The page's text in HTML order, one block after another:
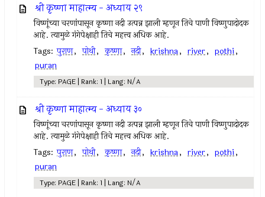
श्री कृष्णा माहात्म्य - अध्याय २९
विष्णूंच्या चरणांपासून कृष्णा नदी उत्पन्न झाली म्हणून तिचे पाणी विष्णुपादोदक
आहे. त्यामुळे गंगेपेक्षाही तिचे महत्त्व अधिक आहे.
Tags: पुराण, पोथी, कृष्णा, नदी, krishna, river, pothi,
puran
Type: PAGE | Rank: 1 | Lang: N/A
श्री कृष्णा माहात्म्य - अध्याय ३०
विष्णूंच्या चरणांपासून कृष्णा नदी उत्पन्न झाली म्हणून तिचे पाणी विष्णुपादोदक
आहे. त्यामुळे गंगेपेक्षाही तिचे महत्त्व अधिक आहे.
Tags: पुराण, पोथी, कृष्णा, नदी, krishna, river, pothi,
puran
Type: PAGE | Rank: 1 | Lang: N/A